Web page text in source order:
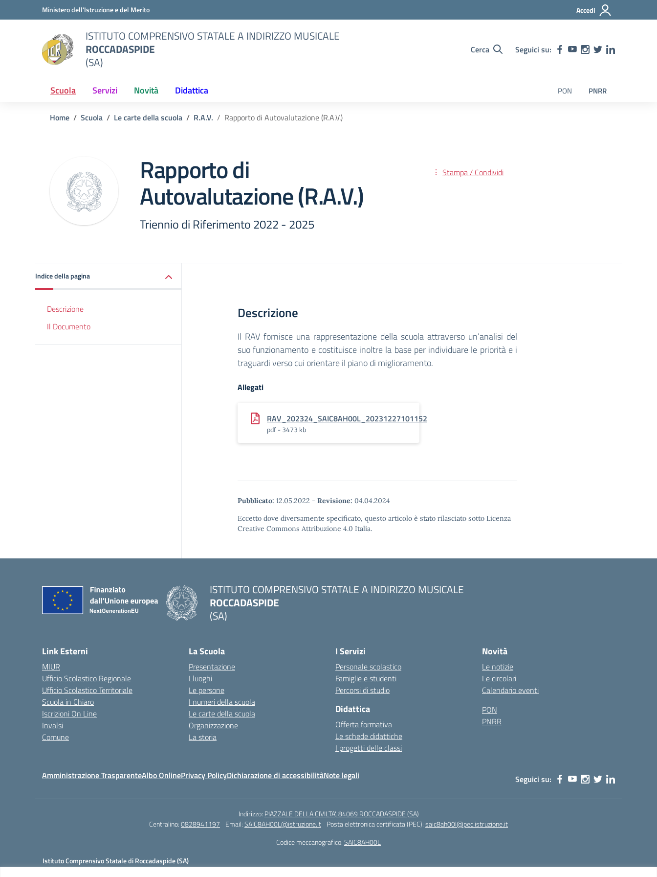
Vai ai contenuti
Vai al menu di navigazioneMinistero dell'Istruzione e del Merito Accedi
ISTITUTO COMPRENSIVO STATALE A INDIRIZZO MUSICALE
ROCCADASPIDE
(SA)
Cerca Seguici su:
Scuola Servizi Novità Didattica PON PNRR
Home Scuola Le carte della scuola R.A.V. Rapporto di Autovalutazione (R.A.V.)
Rapporto di
Autovalutazione (R.A.V.)
Triennio di Riferimento 2022 - 2025
Stampa / Condividi
Indice della pagina
Descrizione
Il Documento
Descrizione
Il RAV fornisce una rappresentazione della scuola attraverso un’analisi del
suo funzionamento e costituisce inoltre la base per individuare le priorità e i
traguardi verso cui orientare il piano di miglioramento.
Allegati
RAV_202324_SAIC8AH00L_20231227101152
pdf - 3473 kb
Pubblicato: 12.05.2022 - Revisione: 04.04.2024
Eccetto dove diversamente specificato, questo articolo è stato rilasciato sotto Licenza
Creative Commons Attribuzione 4.0 Italia.
ISTITUTO COMPRENSIVO STATALE A INDIRIZZO MUSICALE
ROCCADASPIDE
(SA)
Link Esterni
MIUR
Ufficio Scolastico Regionale
Ufficio Scolastico Territoriale
Scuola in Chiaro
Iscrizioni On Line
Invalsi
Comune
La Scuola
Presentazione
I luoghi
Le persone
I numeri della scuola
Le carte della scuola
Organizzazione
La storia
I Servizi
Personale scolastico
Famiglie e studenti
Percorsi di studio
Didattica
Offerta formativa
Le schede didattiche
I progetti delle classi
Novità
Le notizie
Le circolari
Calendario eventi
PON
PNRR
Amministrazione TrasparenteAlbo OnlinePrivacy PolicyDichiarazione di accessibilitàNote legali Seguici su:
Indirizzo: PIAZZALE DELLA CIVILTA', 84069 ROCCADASPIDE (SA)
Centralino:0828941197 Email:SAIC8AH00L@istruzione.it Posta elettronica certificata (PEC):saic8ah00l@pec.istruzione.it
Codice meccanografico:SAIC8AH00L
Istituto Comprensivo Statale di Roccadaspide (SA)